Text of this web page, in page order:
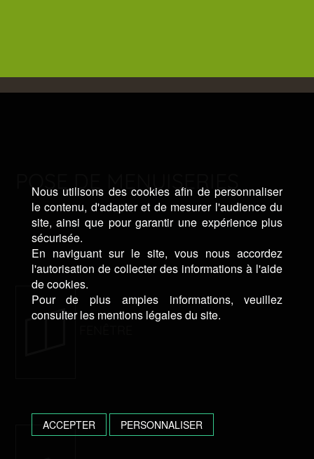
POSE DE MENUISERIES
Nous utilisons des cookies afin de personnaliser
le contenu, d'adapter et de mesurer l'audience du
site, ainsi que pour garantir une expérience plus
sécurisée.
En naviguant sur le site, vous nous accordez
l'autorisation de collecter des informations à l'aide
de cookies.
Pour de plus amples informations, veuillez
consulter les mentions légales du site.
ACCEPTER PERSONNALISER